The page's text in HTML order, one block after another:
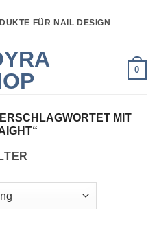
FÜR NAIL DESIGN
0
MIT